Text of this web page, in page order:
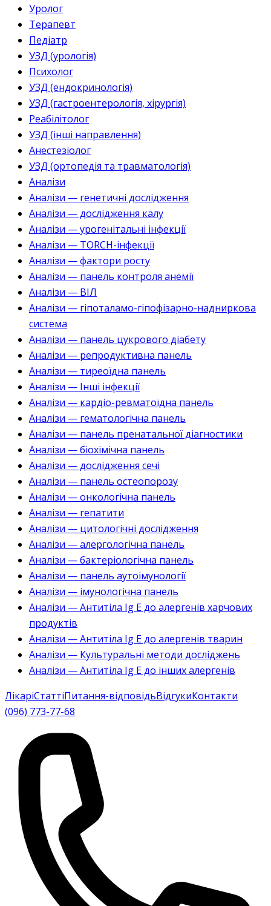
Уролог
Терапевт
Педіатр
УЗД (урологія)
Психолог
УЗД (ендокринологія)
УЗД (гастроентерологія, хірургія)
Реабілітолог
УЗД (інші направлення)
Анестезіолог
УЗД (ортопедія та травматологія)
Аналізи
Аналізи — генетичні дослідження
Аналізи — дослідження калу
Аналізи — урогенітальні інфекції
Аналізи — TORCH-інфекції
Аналізи — фактори росту
Аналізи — панель контроля анемії
Аналізи — ВІЛ
Аналізи — гіпоталамо-гіпофізарно-надниркова
система
Аналізи — панель цукрового діабету
Аналізи — репродуктивна панель
Аналізи — тиреоїдна панель
Аналізи — Інші інфекції
Аналізи — кардіо-ревматоїдна панель
Аналізи — гематологічна панель
Аналізи — панель пренатальної діагностики
Аналізи — біохімічна панель
Аналізи — дослідження сечі
Аналізи — панель остеопорозу
Аналізи — онкологічна панель
Аналізи — гепатити
Аналізи — цитологічні дослідження
Аналізи — алергологічна панель
Аналізи — бактеріологічна панель
Аналізи — панель аутоімунології
Аналізи — імунологічна панель
Аналізи — Антитіла Ig E до алергенів харчових
продуктів
Аналізи — Антитіла Ig E до алергенів тварин
Аналізи — Культуральні методи досліджень
Аналізи — Антитіла Ig E до інших алергенів
ЛікаріСтаттіПитання-відповідьВідгукиКонтакти
(096) 773-77-68